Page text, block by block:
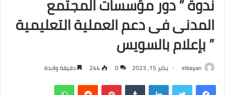
ندوة ” دور مؤسسات المجتمع
المدنى فى دعم العملية التعليمية
” بإعلام بالسويس
elbayan يناير 15, 2023 0
244 دقيقة واحدة
فيسبوك لينكدإن بينتيريست